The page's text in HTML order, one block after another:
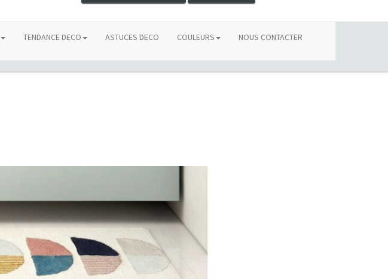
TENDANCE DECO ASTUCES DECO COULEURS NOUS CONTACTER